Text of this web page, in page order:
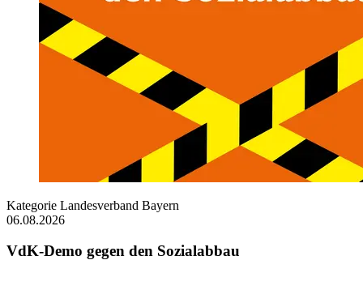
Kategorie Landesverband Bayern
06.08.2026
VdK-Demo gegen den Sozialabbau